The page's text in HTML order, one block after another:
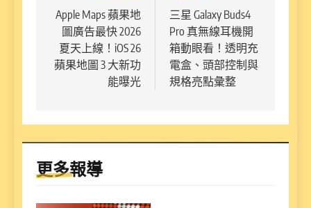
章
導
覽
Apple Maps 蘋果地
圖廣告最快 2026
夏天上線！iOS 26
蘋果地圖 3 大新功
能曝光
三星 Galaxy Buds4
Pro 真無線耳機開
箱動眼看！透明充
電盒、頭部控制與
規格亮點彙整
更多報導